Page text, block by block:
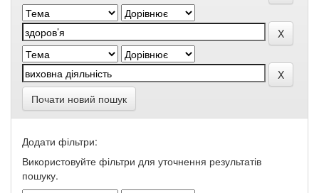
Почати новий пошук
Додати фільтри:
Використовуйте фільтри для уточнення результатів
пошуку.